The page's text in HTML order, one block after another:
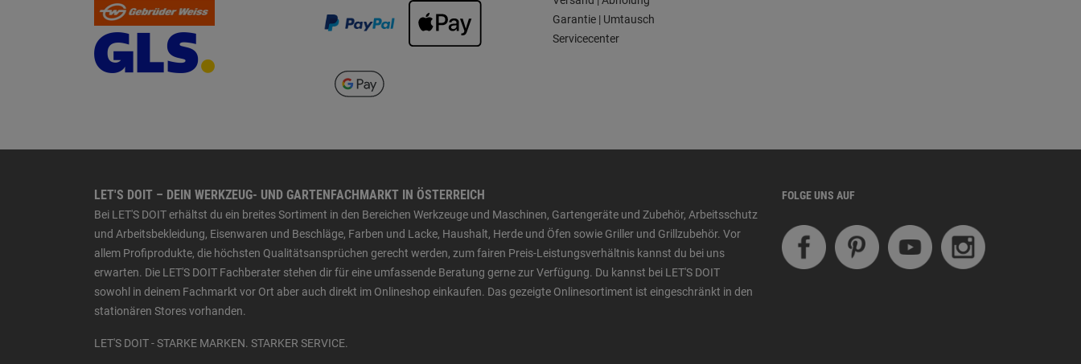
Garantie | Umtausch
Servicecenter
LET'S DOIT – DEIN WERKZEUG- UND GARTENFACHMARKT IN ÖSTERREICH
Bei LET'S DOIT erhältst du ein breites Sortiment in den Bereichen Werkzeuge und Maschinen, Gartengeräte und Zubehör, Arbeitsschutz
und Arbeitsbekleidung, Eisenwaren und Beschläge, Farben und Lacke, Haushalt, Herde und Öfen sowie Griller und Grillzubehör. Vor
allem Profiprodukte, die höchsten Qualitätsansprüchen gerecht werden, zum fairen Preis-Leistungsverhältnis kannst du bei uns
erwarten. Die LET'S DOIT Fachberater stehen dir für eine umfassende Beratung gerne zur Verfügung. Du kannst bei LET'S DOIT
sowohl in deinem Fachmarkt vor Ort aber auch direkt im Onlineshop einkaufen. Das gezeigte Onlinesortiment ist eingeschränkt in den
stationären Stores vorhanden.
LET'S DOIT - STARKE MARKEN. STARKER SERVICE.
FOLGE UNS AUF